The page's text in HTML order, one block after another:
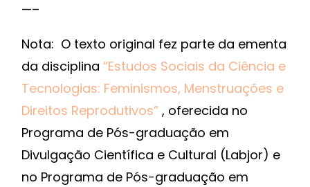
—–
Nota: O texto original fez parte da ementa
da disciplina “Estudos Sociais da Ciência e
Tecnologias: Feminismos, Menstruações e
Direitos Reprodutivos” , oferecida no
Programa de Pós-graduação em
Divulgação Científica e Cultural (Labjor) e
no Programa de Pós-graduação em